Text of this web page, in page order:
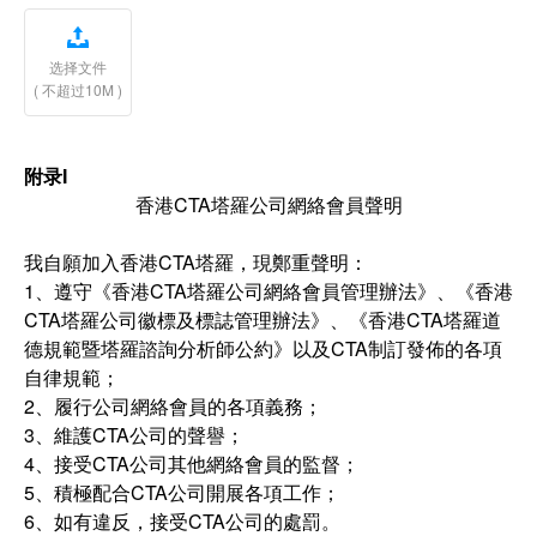

选择文件
( 不超过10M )
附录I
香港CTA塔羅公司網絡會員聲明
我自願加入香港CTA塔羅，現鄭重聲明：
1、遵守《香港CTA塔羅公司網絡會員管理辦法》、《香港
CTA塔羅公司徽標及標誌管理辦法》、《香港CTA塔羅道
德規範暨塔羅諮詢分析師公約》以及CTA制訂發佈的各項
自律規範；
2、履行公司網絡會員的各項義務；
3、維護CTA公司的聲譽；
4、接受CTA公司其他網絡會員的監督；
5、積極配合CTA公司開展各項工作；
6、如有違反，接受CTA公司的處罰。